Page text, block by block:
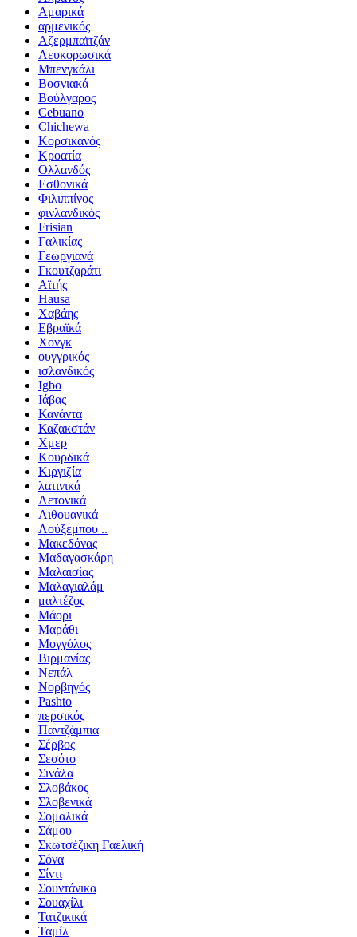
Αμαρικά
αρμενικός
Αζερμπαϊτζάν
Λευκορωσικά
Μπενγκάλι
Βοσνιακά
Βούλγαρος
Cebuano
Chichewa
Κορσικανός
Κροατία
Ολλανδός
Εσθονικά
Φιλιππίνος
φινλανδικός
Frisian
Γαλικίας
Γεωργιανά
Γκουτζαράτι
Αϊτής
Hausa
Χαβάης
Εβραϊκά
Χονγκ
ουγγρικός
ισλανδικός
Igbo
Ιάβας
Κανάντα
Καζακστάν
Χμερ
Κουρδικά
Κιργιζία
λατινικά
Λετονικά
Λιθουανικά
Λούξεμπου ..
Μακεδόνας
Μαδαγασκάρη
Μαλαισίας
Μαλαγιαλάμ
μαλτέζος
Μάορι
Μαράθι
Μογγόλος
Βιρμανίας
Νεπάλ
Νορβηγός
Pashto
περσικός
Παντζάμπια
Σέρβος
Σεσότο
Σινάλα
Σλοβάκος
Σλοβενικά
Σομαλικά
Σάμου
Σκωτσέζικη Γαελική
Σόνα
Σίντι
Σουντάνικα
Σουαχίλι
Τατζικικά
Ταμίλ